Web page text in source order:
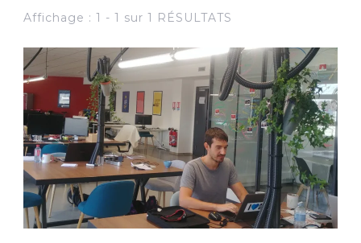
Affichage : 1 - 1 sur 1 RÉSULTATS